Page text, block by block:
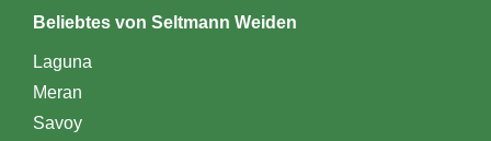
Beliebtes von Seltmann Weiden
Laguna
Meran
Savoy